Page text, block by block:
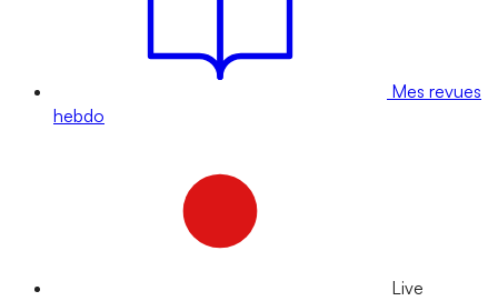
Mes revues
hebdo
Live